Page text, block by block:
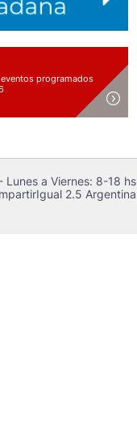
programados
a Viernes: 8-18 hs
2.5 Argentina